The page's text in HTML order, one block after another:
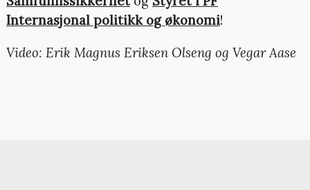
Internasjonal politikk og økonomi!
Video: Erik Magnus Eriksen Olseng og Vegar Aase